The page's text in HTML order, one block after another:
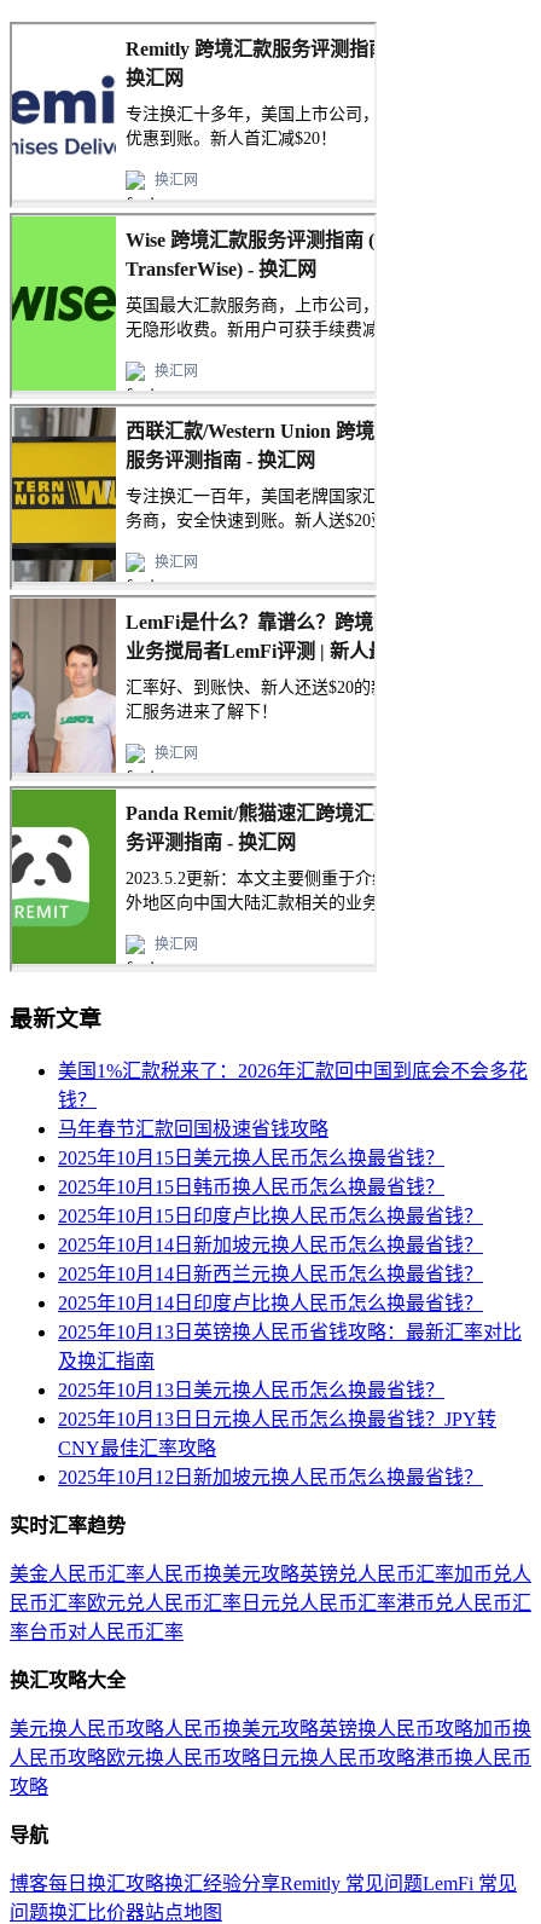
最新文章
美国1%汇款税来了：2026年汇款回中国到底会不会多花
钱？
马年春节汇款回国极速省钱攻略
2025年10月15日美元换人民币怎么换最省钱？
2025年10月15日韩币换人民币怎么换最省钱？
2025年10月15日印度卢比换人民币怎么换最省钱？
2025年10月14日新加坡元换人民币怎么换最省钱？
2025年10月14日新西兰元换人民币怎么换最省钱？
2025年10月14日印度卢比换人民币怎么换最省钱？
2025年10月13日英镑换人民币省钱攻略：最新汇率对比
及换汇指南
2025年10月13日美元换人民币怎么换最省钱？
2025年10月13日日元换人民币怎么换最省钱？JPY转
CNY最佳汇率攻略
2025年10月12日新加坡元换人民币怎么换最省钱？
实时汇率趋势
美金人民币汇率人民币换美元攻略英镑兑人民币汇率加币兑人
民币汇率欧元兑人民币汇率 日元兑人民币汇率港币兑人民币汇
率台币对人民币汇率
换汇攻略大全
美元换人民币攻略人民币换美元攻略英镑换人民币攻略加币换
人民币攻略欧元换人民币攻略 日元换人民币攻略港币换人民币
攻略
导航
博客每日换汇攻略换汇经验分享Remitly 常见问题LemFi 常见
问题换汇比价器站点地图